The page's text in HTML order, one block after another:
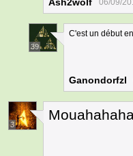
06/09/
39
C'est un début
Ganondorfzl
3